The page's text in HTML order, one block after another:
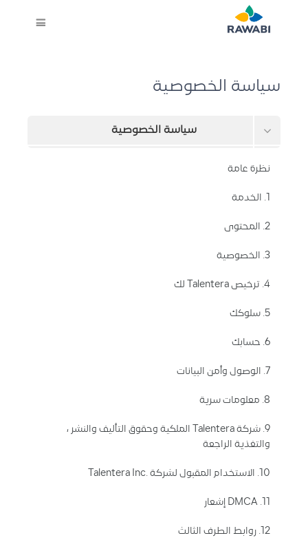
سياسة الخصوصية
سياسة الخصوصية
نظرة عامة
1. الخدمة
2. المحتوى
3. الخصوصية
4. ترخيص Talentera لك
5. سلوكك
6. حسابك
7. الوصول وأمن البيانات
8. معلومات سرية
9. شركة Talentera الملكية وحقوق التأليف والنشر ،
والتغذية الراجعة
10. الاستخدام المقبول لشركة .Talentera Inc
11. DMCA إشعار
12. روابط الطرف الثالث